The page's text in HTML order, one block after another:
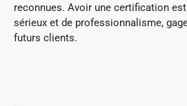
reconnues. Avoir une certification
sérieux et de professionnalisme,
futurs clients.